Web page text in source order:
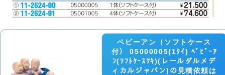
ベビーアン（ソフトケース
付） 05000005(1ﾀｲ) ﾍﾞﾋﾞｰｱ
ﾝ(ｿﾌﾄｹｰｽﾂｷ)(レールダルメデ
ィカルジャパン)の見積依頼は